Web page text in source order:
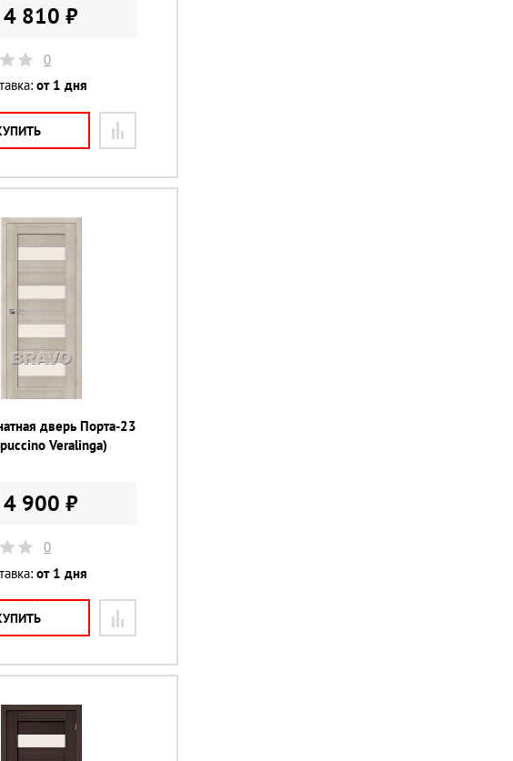
4 810 ₽
0
от 1 дня
дверь Порта-23
Veralinga)
4 900 ₽
0
от 1 дня